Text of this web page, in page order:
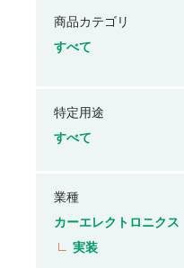
商品カテゴリ
すべて
特定用途
すべて
業種
カーエレクトロニクス
実装